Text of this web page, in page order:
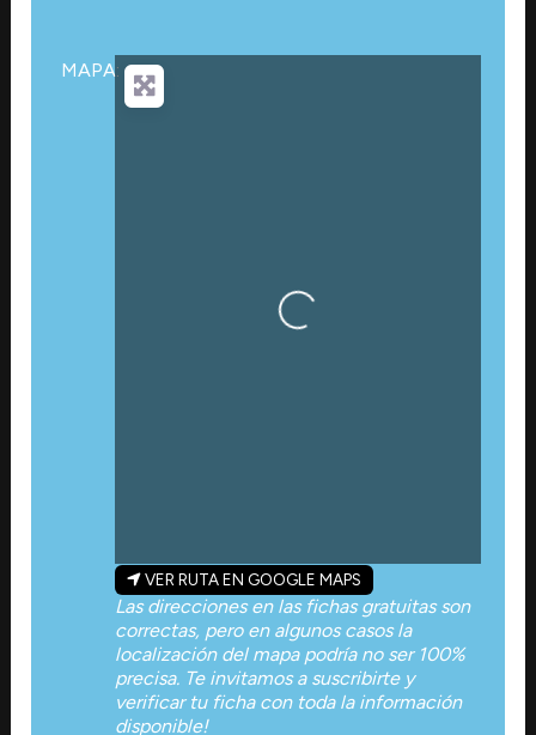
MAPA:
Cargando…
VER RUTA EN GOOGLE MAPS
Las direcciones en las fichas gratuitas son
correctas, pero en algunos casos la
localización del mapa podría no ser 100%
precisa. Te invitamos a suscribirte y
verificar tu ficha con toda la información
disponible!